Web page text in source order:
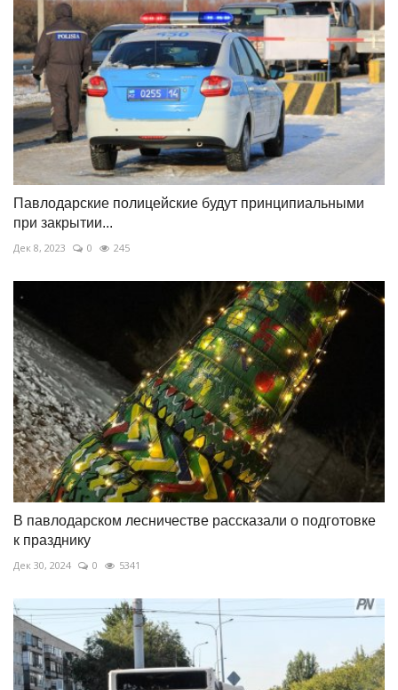
Павлодарские полицейские будут принципиальными
при закрытии...
Дек 8, 2023 0 245
В павлодарском лесничестве рассказали о подготовке
к празднику
Дек 30, 2024 0 5341